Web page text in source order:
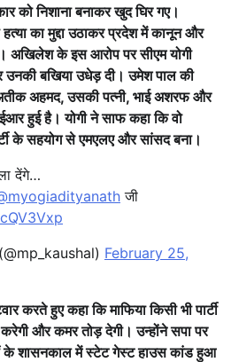
को निशाना बनाकर खुद घिर गए।
का मुद्दा उठाकर प्रदेश में कानून और
अखिलेश के इस आरोप पर सीएम योगी
उनकी बखिया उधेड़ दी। उमेश पाल की
अतीक अहमद, उसकी पत्नी, भाई अशरफ और
हुई है। योगी ने साफ कहा कि वो
के सहयोग से एमएलए और सांसद बना।
देंगे…
जी
February 25,
करते हुए कहा कि माफिया किसी भी पार्टी
और कमर तोड़ देगी। उन्होंने सपा पर
के शासनकाल में स्टेट गेस्ट हाउस कांड हुआ